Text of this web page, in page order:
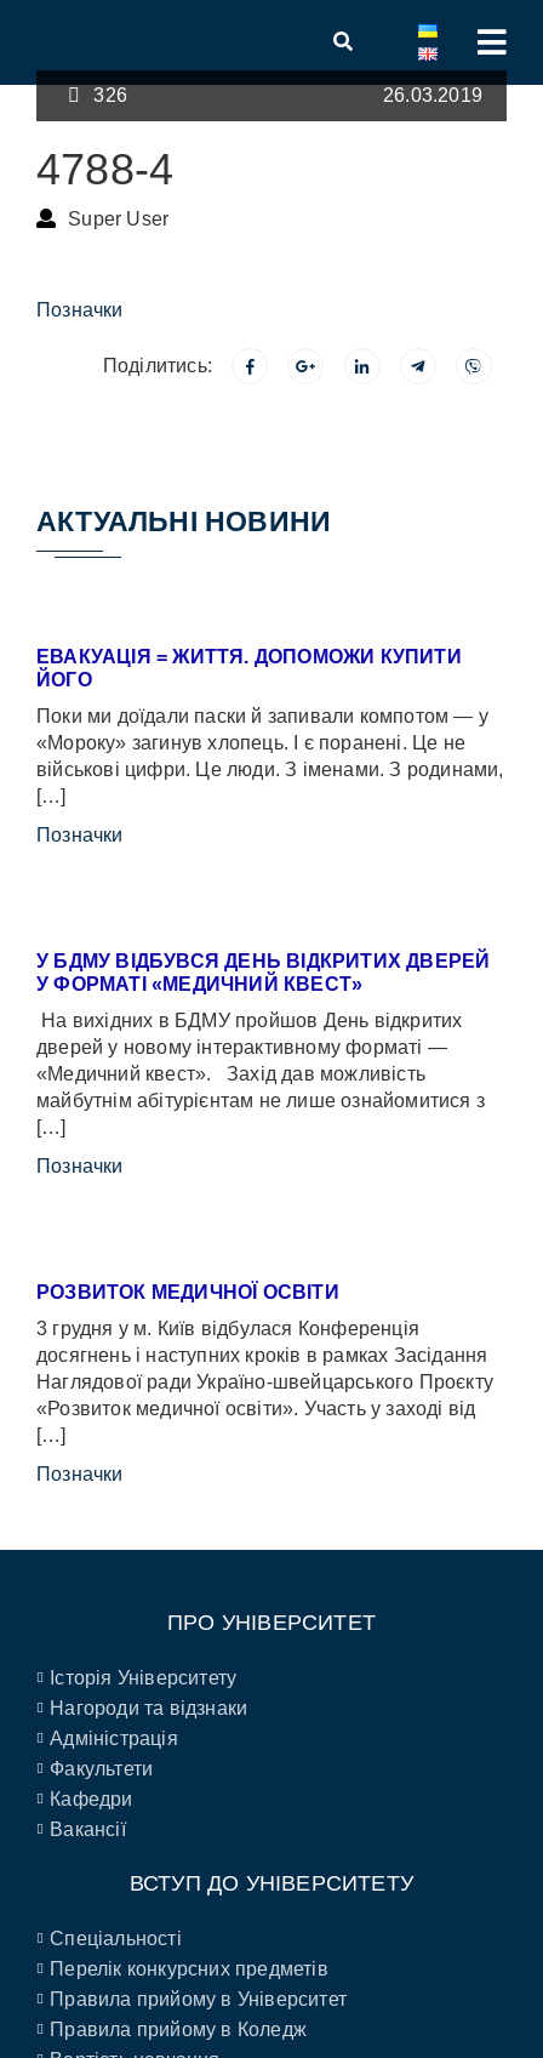
326 26.03.2019
4788-4
Super User
Позначки
Поділитись:
АКТУАЛЬНІ НОВИНИ
ЕВАКУАЦІЯ = ЖИТТЯ. ДОПОМОЖИ КУПИТИ
ЙОГО
Поки ми доїдали паски й запивали компотом — у
«Мороку» загинув хлопець. І є поранені. Це не
військові цифри. Це люди. З іменами. З родинами,
[…]
Позначки
У БДМУ ВІДБУВСЯ ДЕНЬ ВІДКРИТИХ ДВЕРЕЙ
У ФОРМАТІ «МЕДИЧНИЙ КВЕСТ»
На вихідних в БДМУ пройшов День відкритих
дверей у новому інтерактивному форматі —
«Медичний квест». Захід дав можливість
майбутнім абітурієнтам не лише ознайомитися з
[…]
Позначки
РОЗВИТОК МЕДИЧНОЇ ОСВІТИ
3 грудня у м. Київ відбулася Конференція
досягнень і наступних кроків в рамках Засідання
Наглядової ради Україно-швейцарського Проєкту
«Розвиток медичної освіти». Участь у заході від
[…]
Позначки
ПРО УНІВЕРСИТЕТ
Історія Університету
Нагороди та відзнаки
Адміністрація
Факультети
Кафедри
Вакансії
ВСТУП ДО УНІВЕРСИТЕТУ
Спеціальності
Перелік конкурсних предметів
Правила прийому в Університет
Правила прийому в Коледж